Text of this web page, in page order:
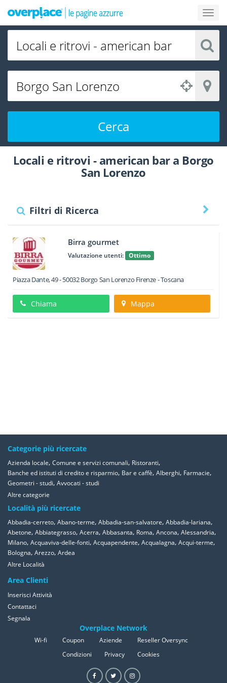
Cerca
Locali e ritrovi - american bar a Borgo
San Lorenzo
Filtri di Ricerca
Birra gourmet
Valutazione utenti: Ottimo
Piazza Dante, 49-50032Borgo San Lorenzo Firenze -Toscana
Chiama Mappa
Categorie più ricercate
Azienda locale, Comune e servizi comunali, Ristoranti,
Banche ed istituti di credito e risparmio, Bar e caffè, Alberghi, Farmacie,
Geometri - studi, Avvocati - studi
Altre categorie
Località più ricercate
Abbadia-cerreto, Abano-terme, Abbadia-san-salvatore, Abbadia-lariana,
Abetone, Abbiategrasso, Acerra, Abbasanta, Roma, Ancona, Alessandria,
Milano, Acquaviva-delle-fonti, Acquapendente, Acqualagna, Acqui-terme,
Bologna, Arezzo, Ardea
Altre Località
Area Clienti
Inserisci Attività
Contattaci
Segnala
Overplace Network
Wi-fi Coupon Aziende
Reseller Oversync
Condizioni
Privacy Cookies